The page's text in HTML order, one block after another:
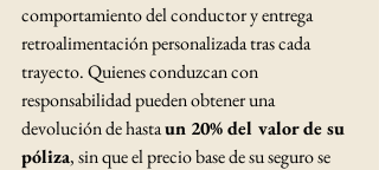
comportamiento del conductor y entrega
retroalimentación personalizada tras cada
trayecto. Quienes conduzcan con
responsabilidad pueden obtener una
devolución de hasta un 20% del valor de su
póliza, sin que el precio base de su seguro se